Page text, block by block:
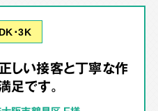
･3K
しい接客と丁寧な作
足です。